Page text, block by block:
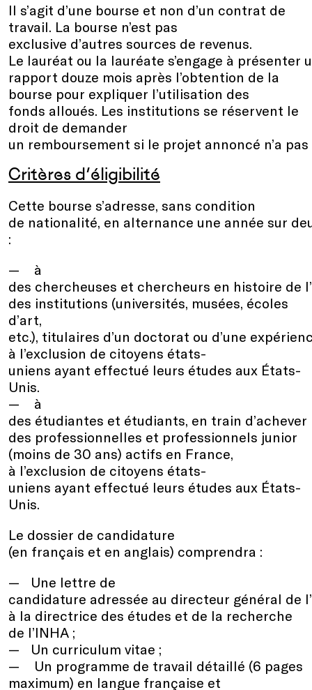
Il s’agit d’une bourse et non d’un contrat de
travail. La bourse n’est pas
exclusive d’autres sources de revenus.
Le lauréat ou la lauréate s’engage à présenter
rapport douze mois après l’obtention de la
bourse pour expliquer l’utilisation des
fonds alloués. Les institutions se réservent le
droit de demander
un remboursement si le projet annoncé n’a
Critères d’éligibilité
Cette bourse s’adresse, sans condition
de nationalité, en alternance une année sur
:
à
des chercheuses et chercheurs en histoire de
des institutions (universités, musées, écoles
d’art,
etc.), titulaires d’un doctorat ou d’une
à l’exclusion de citoyens états-
uniens ayant effectué leurs études aux États-
Unis.
à
des étudiantes et étudiants, en train
des professionnelles et professionnels junior
(moins de 30 ans) actifs en France,
à l’exclusion de citoyens états-
uniens ayant effectué leurs études aux États-
Unis.
Le dossier de candidature
(en français et en anglais) comprendra :
Une lettre de
candidature adressée au directeur général de
à la directrice des études et de la recherche
de l’INHA ;
Un curriculum vitae ;
Un programme de travail détaillé (6 pages
maximum) en langue française et